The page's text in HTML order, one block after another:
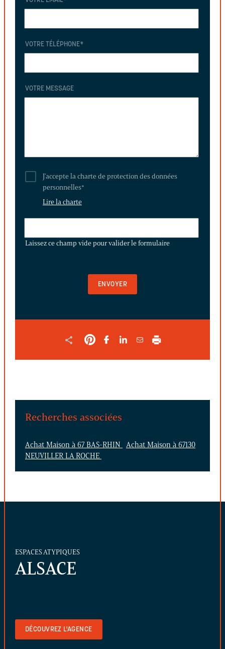
VOTRE TÉLÉPHONE*
VOTRE MESSAGE
J'accepte la charte de protection des données
personnelles*
Lire la charte
CHAMP
Laissez ce champ vide pour valider le formulaire
Recherches associées
Achat Maison à 67 BAS-RHIN
Achat Maison à 67130
NEUVILLER LA ROCHE
ESPACES ATYPIQUES
ALSACE
DÉCOUVREZ L'AGENCE